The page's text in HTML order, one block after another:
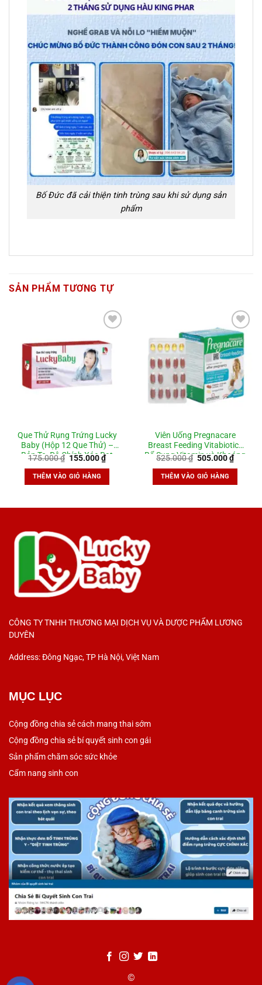
Bố Đức đã cải thiện tinh trùng sau khi sử dụng sản
phẩm
SẢN PHẨM TƯƠNG TỰ
wishlist
Que Thử Rụng Trứng Lucky
Baby (Hộp 12 Que Thử) –
Bản To, Độ Chính Xác Đạt
99,9%
175.000₫ Giá
là:
175.000 ₫.
155.000₫Giá
hiện
155.000 ₫.
THÊM VÀO GIỎ HÀNG
Add to
wishlist
Viên Uống Pregnacare
Breast Feeding Vitabiotics
Bổ Sung Vitamin và Khoáng
Chất Cho Phụ Nữ Cho Con
Bú
525.000₫ Giá
là:
525.000 ₫.
505.000₫Giá
hiện
THÊM VÀO GIỎ HÀNG
CÔNG TY TNHH THƯƠNG MẠI DỊCH VỤ VÀ DƯỢC PHẨM LƯƠNG
DUYÊN
Address: Đông Ngạc, TP Hà Nội, Việt Nam
MỤC LỤC
Cộng đồng chia sẻ cách mang thai sớm
Cộng đồng chia sẻ bí quyết sinh con gái
Sản phẩm chăm sóc sức khỏe
Cẩm nang sinh con
©